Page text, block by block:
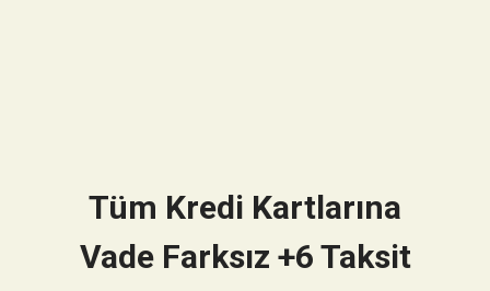
Tüm Kredi Kartlarına
Vade Farksız +6 Taksit